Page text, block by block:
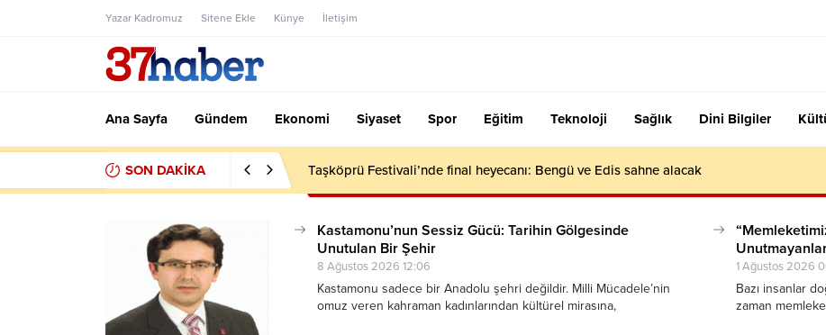
Yazar Kadromuz Sitene Ekle Künye İletişim
Ana Sayfa Gündem Ekonomi Siyaset Spor Eğitim Teknoloji Sağlık Dini Bilgiler
SON DAKİKA Taşköprü Festivali’nde final heyecanı: Bengü ve Edis sahne alacak
Kastamonu’nun Sessiz Gücü: Tarihin Gölgesinde
Unutulan Bir Şehir
8 Ağustos 2026 12:06
Kastamonu sadece bir Anadolu şehri değildir. Milli Mücadele’nin
omuz veren kahraman kadınlarından kültürel mirasına,
1 Ağustos 2026
Bazı insanlar
zaman